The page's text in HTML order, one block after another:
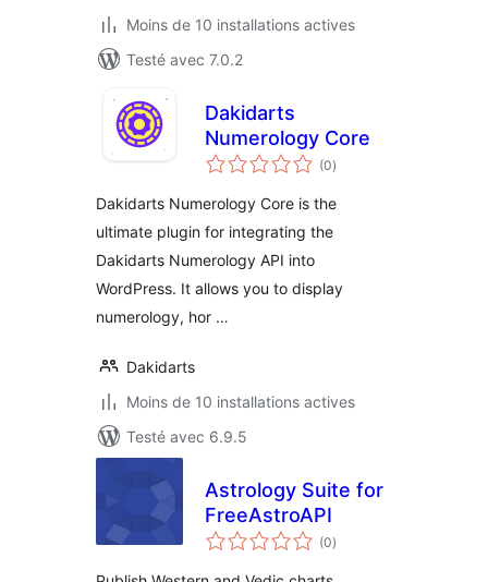
Moins de 10 installations actives
Testé avec 7.0.2
Dakidarts
Numerology Core
(0notes
en
)
Dakidarts Numerology Core is the
ultimate plugin for integrating the
Dakidarts Numerology API into
WordPress. It allows you to display
numerology, hor …
Dakidarts
Moins de 10 installations actives
Testé avec 6.9.5
Astrology Suite for
FreeAstroAPI
(0notes
en
)